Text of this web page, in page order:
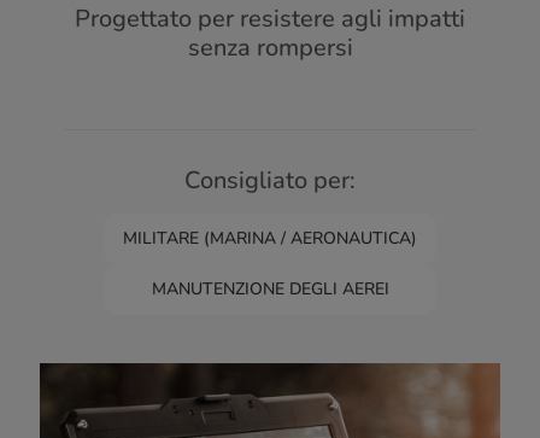
Progettato per resistere agli impatti
senza rompersi
Consigliato per:
MILITARE (MARINA / AERONAUTICA)
MANUTENZIONE DEGLI AEREI